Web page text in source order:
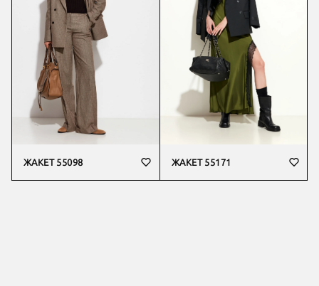
ЖАКЕТ 55098 ЖАКЕТ 55171